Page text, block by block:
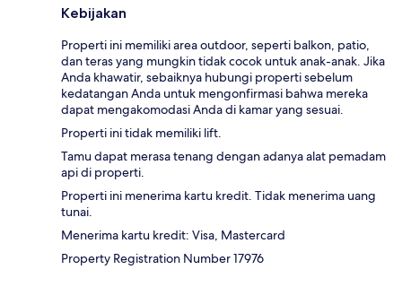
Kebijakan
Properti ini memiliki area outdoor, seperti balkon, patio,
dan teras yang mungkin tidak cocok untuk anak-anak. Jika
Anda khawatir, sebaiknya hubungi properti sebelum
kedatangan Anda untuk mengonfirmasi bahwa mereka
dapat mengakomodasi Anda di kamar yang sesuai.
Properti ini tidak memiliki lift.
Tamu dapat merasa tenang dengan adanya alat pemadam
api di properti.
Properti ini menerima kartu kredit. Tidak menerima uang
tunai.
Menerima kartu kredit: Visa, Mastercard
Property Registration Number 17976